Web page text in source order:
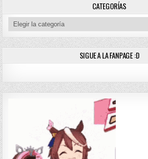
CATEGORÍAS
Categorías
SIGUE A LA FANPAGE :D